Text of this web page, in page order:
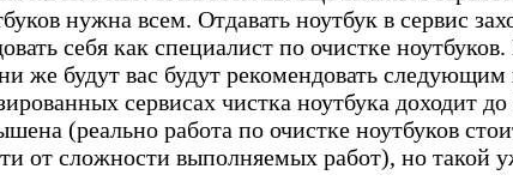
нужна всем. Отдавать ноутбук в сервис
себя как специалист по очистке
же будут вас будут рекомендовать следующим
сервисах чистка ноутбука доходит
(реально работа по очистке ноутбуков
от сложности выполняемых работ), но такой